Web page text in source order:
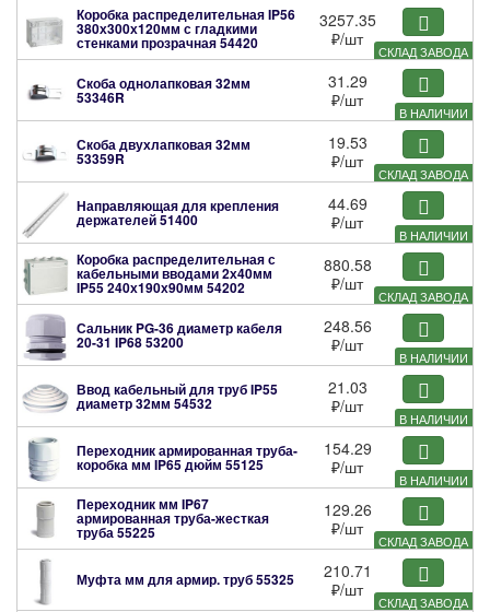
СКЛАД ЗАВОДА
Коробка распределительная IP56
380х300х120мм с гладкими
стенками прозрачная54420
3257.35
₽/шт
В НАЛИЧИИ
Скоба однолапковая 32мм
53346R
31.29
₽/шт
СКЛАД ЗАВОДА
Скоба двухлапковая 32мм
53359R
19.53
₽/шт
В НАЛИЧИИ
Направляющая для крепления
держателей51400
44.69
₽/шт
СКЛАД ЗАВОДА
Коробка распределительная с
кабельными вводами 2х40мм
IP55 240х190х90мм54202
880.58
₽/шт
В НАЛИЧИИ
Сальник PG-36 диаметр кабеля
20-31 IP6853200
248.56
₽/шт
В НАЛИЧИИ
Ввод кабельный для труб IP55
диаметр 32мм54532
21.03
₽/шт
В НАЛИЧИИ
Переходник армированная труба-
коробка мм IP65 дюйм55125
154.29
₽/шт
СКЛАД ЗАВОДА
Переходник мм IP67
армированная труба-жесткая
труба55225
129.26
₽/шт
СКЛАД ЗАВОДА
Муфта мм для армир. труб55325
210.71
₽/шт